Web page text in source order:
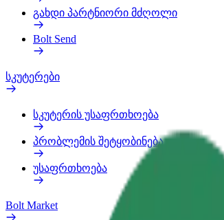
გახდი პარტნიორი მძღოლი
Bolt Send
სკუტერები
სკუტერის უსაფრთხოება
პრობლემის შეტყობინება
უსაფრთხოება
Bolt Market